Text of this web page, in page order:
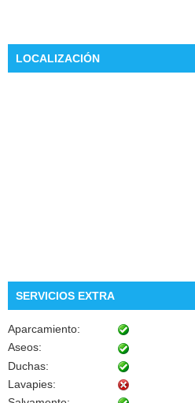
LOCALIZACIÓN
SERVICIOS EXTRA
Aparcamiento:
Aseos:
Duchas:
Lavapies: